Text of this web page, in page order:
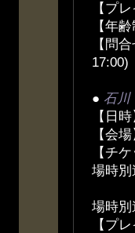
【プ
【年
【問
17:00)
● 石川
【日
【会場
【チ
場時別
当
場時別
【プ